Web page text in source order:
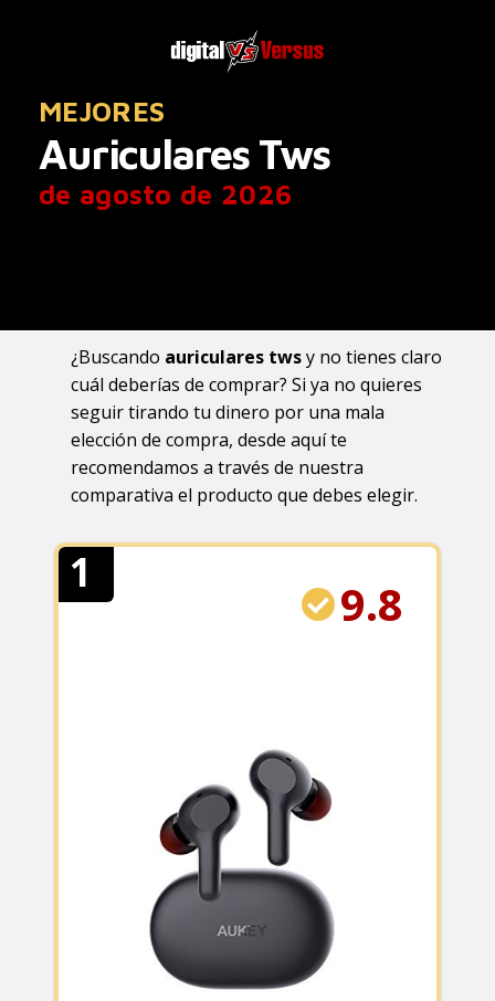
MEJORES
Auriculares Tws
de agosto de 2026
¿Buscando auriculares twsy no tienes claro
cuál deberías de comprar? Si ya no quieres
seguir tirando tu dinero por una mala
elección de compra, desde aquí te
recomendamos a través de nuestra
comparativa el producto que debes elegir.
1
9.8